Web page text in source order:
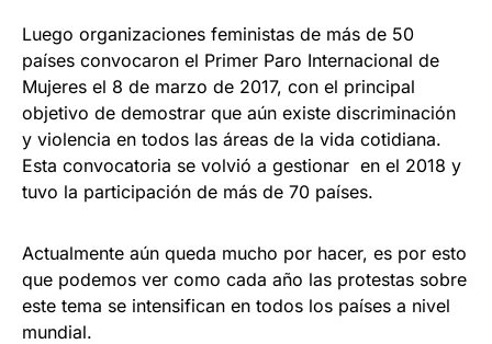
Luego organizaciones feministas de más de 50
países convocaron el Primer Paro Internacional de
Mujeres el 8 de marzo de 2017, con el principal
objetivo de demostrar que aún existe discriminación
y violencia en todos las áreas de la vida cotidiana.
Esta convocatoria se volvió a gestionar en el 2018 y
tuvo la participación de más de 70 países.
Actualmente aún queda mucho por hacer, es por esto
que podemos ver como cada año las protestas sobre
este tema se intensifican en todos los países a nivel
mundial.